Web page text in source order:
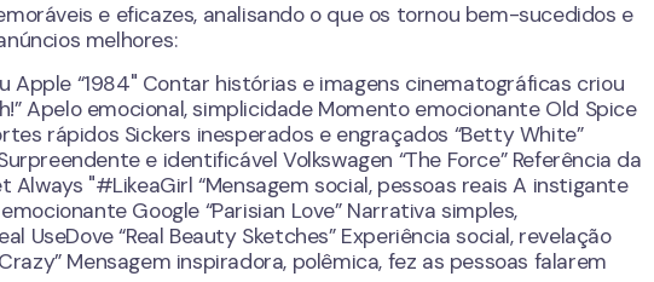
e eficazes, analisando o que os tornou bem-sucedidos e
melhores:
Apple “1984" Contar histórias e imagens cinematográficas criou
Apelo emocional, simplicidade Momento emocionante Old Spice
rápidos Sickers inesperados e engraçados “Betty White”
e identificável Volkswagen “The Force” Referência da
"#LikeaGirl “Mensagem social, pessoas reais A instigante
Google “Parisian Love” Narrativa simples,
“Real Beauty Sketches” Experiência social, revelação
Mensagem inspiradora, polêmica, fez as pessoas falarem